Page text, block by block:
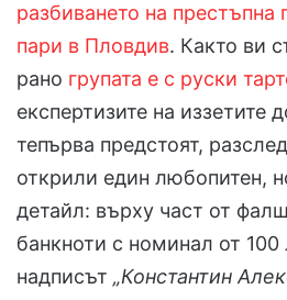
разбиването на престъпна
пари в Пловдив. Както ви
рано групата е с руски
експертизите на иззетите
тепърва предстоят,
открили един любопитен,
детайл: върху част от
банкноти с номинал от 100
надписът „Константин